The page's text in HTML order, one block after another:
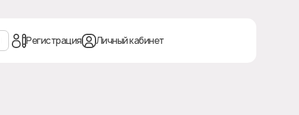
Регистрация Личный кабинет